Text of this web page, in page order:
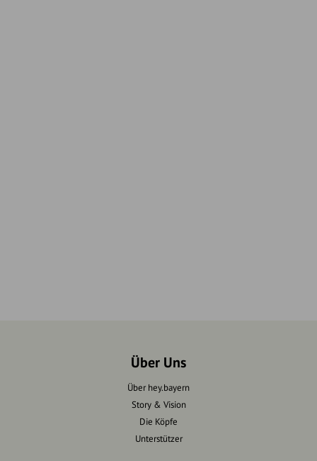
Über Uns
Über hey.bayern
Story & Vision
Die Köpfe
Unterstützer